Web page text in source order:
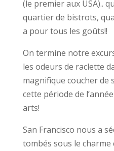
(le premier aux USA)..
quartier de bistrots,
a pour tous les goûts!!
On termine notre
les odeurs de raclette
magnifique coucher
cette période de
arts!
San Francisco nous a
tombés sous le charme